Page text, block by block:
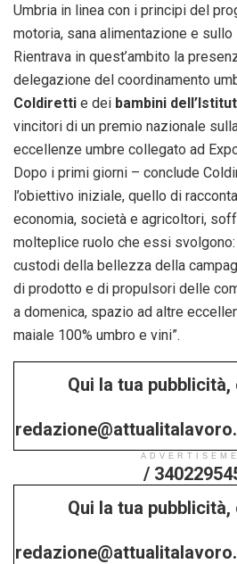
Umbria in linea con i principi del
motoria, sana alimentazione e sullo
Rientrava in quest’ambito la
delegazione del coordinamento
Coldiretti e dei bambini
vincitori di un premio nazionale
eccellenze umbre collegato ad
Dopo i primi giorni – conclude
l’obiettivo iniziale, quello di
economia, società e agricoltori,
molteplice ruolo che essi
custodi della bellezza della
di prodotto e di propulsori delle
a domenica, spazio ad altre
maiale 100% umbro e vini”.
Qui la tua
/
Qui la tua